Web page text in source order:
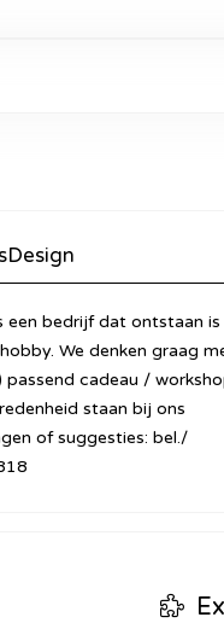
een bedrijf dat ontstaan is
We denken graag
passend cadeau /
staan bij ons
of suggesties: bel./